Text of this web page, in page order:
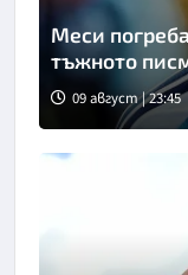
Меси
тъжното
09 август | 23:45